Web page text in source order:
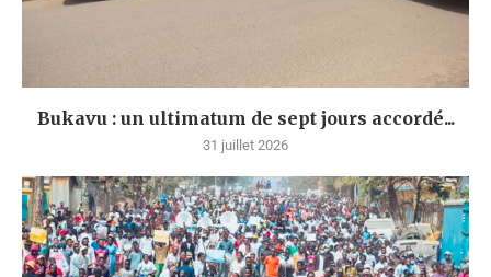
Bukavu : un ultimatum de sept jours accordé...
31 juillet 2026